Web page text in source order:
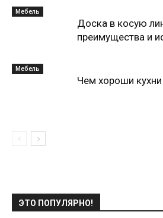
Мебель
Доска в косую
преимущества и
Мебель
Чем хороши
ЭТО ПОПУЛЯРНО!